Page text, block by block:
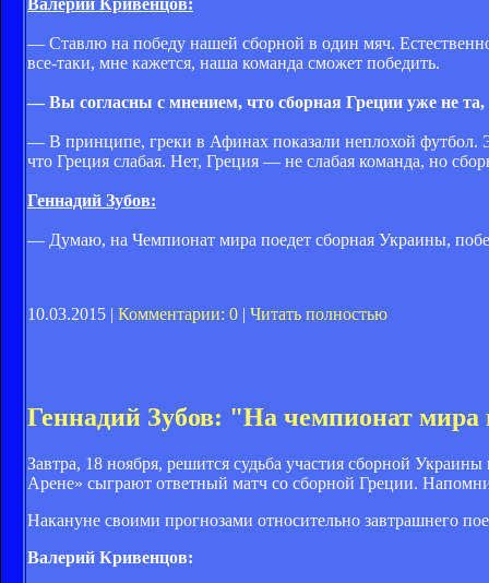
— Ставлю на победу нашей сборной в один мяч.
все-таки, мне кажется, наша команда сможет победить.
— Вы согласны с мнением, что сборная Греции уже не та,
— В принципе, греки в Афинах показали неплохой футбол.
что Греция слабая. Нет, Греция — не слабая команда, но
Геннадий Зубов:
— Думаю, на Чемпионат мира поедет сборная Украины,
10.03.2015 | Комментарии: 0 | Читать полностью
Геннадий Зубов: "На чемпионат мира
Завтра, 18 ноября, решится судьба участия сборной
Арене» сыграют ответный матч со сборной Греции.
Накануне своими прогнозами относительно завтрашнего
Валерий Кривенцов: